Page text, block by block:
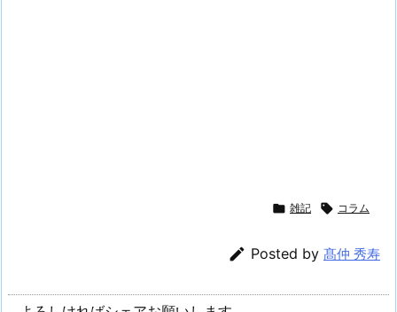
 雑記  コラム
 Posted by 髙仲 秀寿